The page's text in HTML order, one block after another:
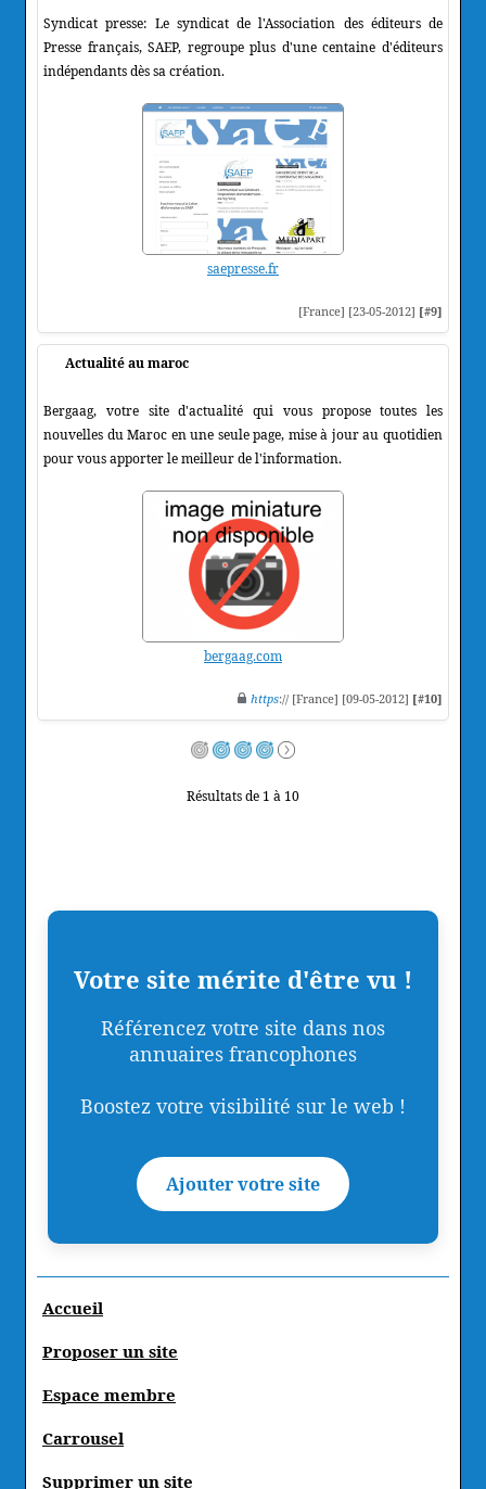
Syndicat presse: Le syndicat de l'Association des éditeurs de
Presse français, SAEP, regroupe plus d'une centaine d'éditeurs
indépendants dès sa création.
saepresse.fr
[France] [23-05-2012] [#9]
Actualité au maroc
Bergaag, votre site d'actualité qui vous propose toutes les
nouvelles du Maroc en une seule page, mise à jour au quotidien
pour vous apporter le meilleur de l'information.
bergaag.com
https:// [France] [09-05-2012] [#10]
Résultats de 1 à 10
Votre site mérite d'être vu !
Référencez votre site dans nos
annuaires francophones
Boostez votre visibilité sur le web !
Ajouter votre site
Accueil
Proposer un site
Espace membre
Carrousel
Supprimer un site